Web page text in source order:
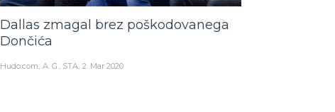
Dallas zmagal brez poškodovanega
Dončića
Hudo.com A. G., STA 2. Mar 2020